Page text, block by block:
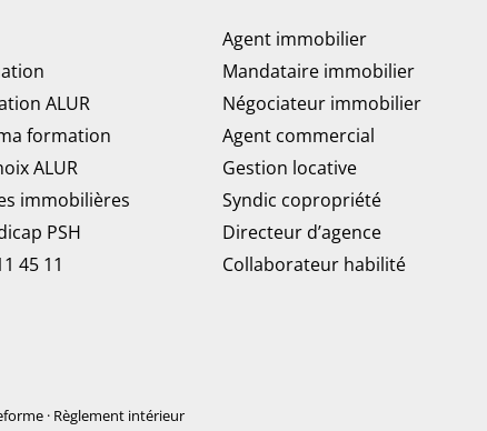
ALUR
formation
ALUR
immobilières
PSH
45 11
Agent immobilier
Mandataire immobilier
Négociateur immobilier
Agent commercial
Gestion locative
Syndic copropriété
Directeur d’agence
Collaborateur habilité
· Règlement intérieur